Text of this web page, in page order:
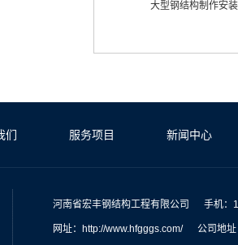
大型钢结构制作安装
们 服务项目 新闻中心
河南省宏丰钢结构工程有限公司 手机：
网址：http://www.hfgggs.com/ 公司地